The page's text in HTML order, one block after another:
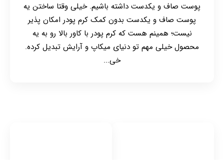
پوست صاف و یکدست داشته باشیم. خیلی وقتا ساختن یه
پوست صاف و یکدست بدون کمک کرم پودر امکان پذیر
نیست؛ همینم هست که کرم پودر با کاور بالا رو به یه
محصول خیلی مهم تو دنیای میکاپ و آرایش تبدیل کرده.
خی...